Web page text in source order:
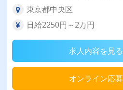
東京都中央区
日給2250円～2万円
求人内容を見る
オンライン応募